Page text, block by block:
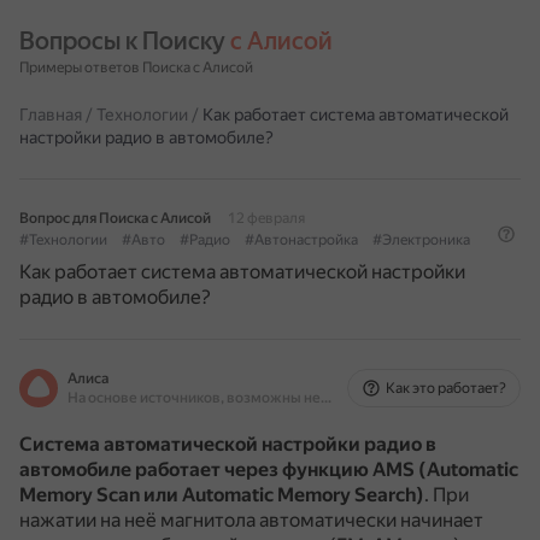
Вопросы к Поиску с Алисой
Примеры ответов Поиска с Алисой
Главная / Технологии / Как работает система автоматической
настройки радио в автомобиле?
Вопрос для Поиска с Алисой
12 февраля
#Технологии
#Авто #Радио #Автонастройка #Электроника
Как работает система автоматической настройки
радио в автомобиле?
Алиса
На основе источников, возможны неточности
Как это работает?
Система автоматической настройки радио в
автомобиле работает через функцию AMS (Automatic
Memory Scan или Automatic Memory Search). При
нажатии на неё магнитола автоматически начинает